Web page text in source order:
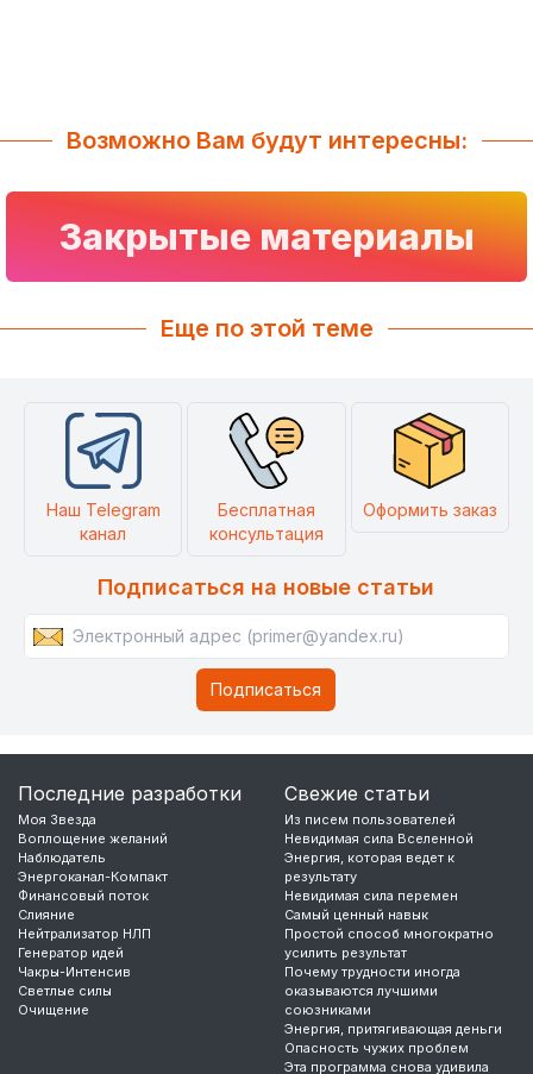
Возможно Вам будут интересны:
Закрытые материалы
Еще по этой теме
Наш Telegram
канал
Бесплатная
консультация
Оформить заказ
Подписаться на новые статьи
Последние разработки
Моя Звезда
Воплощение желаний
Наблюдатель
Энергоканал-Компакт
Финансовый поток
Слияние
Нейтрализатор НЛП
Генератор идей
Чакры-Интенсив
Светлые силы
Очищение
Свежие статьи
Из писем пользователей
Невидимая сила Вселенной
Энергия, которая ведет к
результату
Невидимая сила перемен
Самый ценный навык
Простой способ многократно
усилить результат
Почему трудности иногда
оказываются лучшими
союзниками
Энергия, притягивающая деньги
Опасность чужих проблем
Эта программа снова удивила